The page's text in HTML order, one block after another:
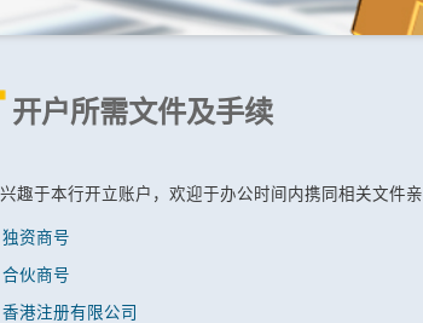
开户所需文件及手续
趣于本行开立账户，欢迎于办公时间内携同相关文件
独资商号
合伙商号
香港注册有限公司